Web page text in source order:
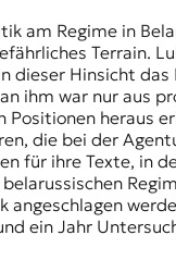
am Regime in
Terrain.
dieser Hinsicht das
ihm war nur aus
Positionen heraus
die bei der
für ihre Texte, in
angeschlagen
ein Jahr